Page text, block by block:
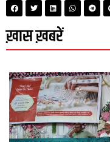
ख़ास ख़बरें